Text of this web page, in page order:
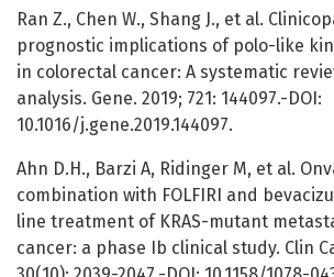
Ran Z., Chen W., Shang J., et al.
prognostic implications of polo-like
in colorectal cancer: A systematic
analysis. Gene. 2019; 721: 144097.-DOI:
10.1016/j.gene.2019.144097.
Ahn D.H., Barzi A, Ridinger M, et al.
combination with FOLFIRI and
line treatment of KRAS-mutant
cancer: a phase Ib clinical study. Clin